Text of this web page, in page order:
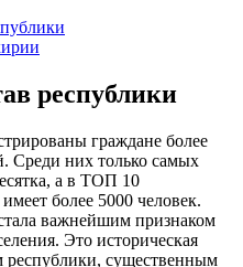
республики
граждане более
Среди них только самых
а в ТОП 10
более 5000 человек.
важнейшим признаком
Это историческая
республики, существенным